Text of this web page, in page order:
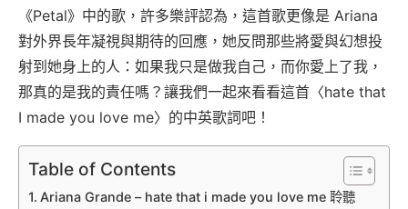
《Petal》中的歌，許多樂評認為，這首歌更像是 Ariana
對外界長年凝視與期待的回應，她反問那些將愛與幻想投
射到她身上的人：如果我只是做我自己，而你愛上了我，
那真的是我的責任嗎？讓我們一起來看看這首〈hate that
I made you love me〉的中英歌詞吧！
Table of Contents
Ariana Grande – hate that i made you love me 聆聽